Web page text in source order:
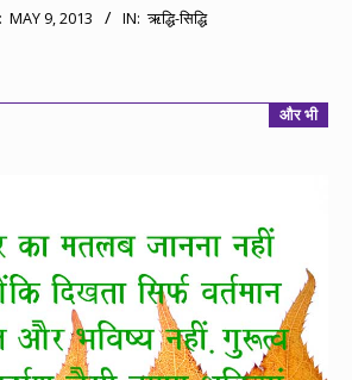
MAY 9, 2013 IN: ऋद्धि-सिद्धि
और भी